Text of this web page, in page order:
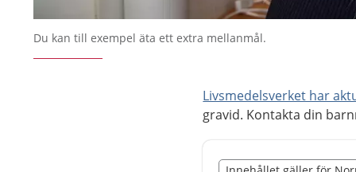
Du kan till exempel äta ett extra mellanmål.
Livsmedelsverket har
gravid. Kontakta din
Slut på det regionala